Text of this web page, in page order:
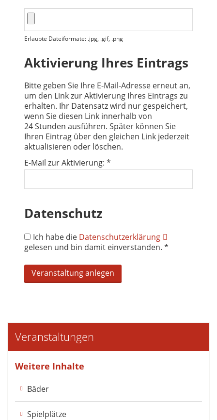
Erlaubte Dateiformate: .jpg, .gif, .png
Aktivierung Ihres Eintrags
Bitte geben Sie Ihre E-Mail-Adresse erneut an,
um den Link zur Aktivierung Ihres Eintrags zu
erhalten. Ihr Datensatz wird nur gespeichert,
wenn Sie diesen Link innerhalb von
24 Stunden ausführen. Später können Sie
Ihren Eintrag über den gleichen Link jederzeit
aktualisieren oder löschen.
E-Mail zur Aktivierung: *
Datenschutz
Ich habe die Datenschutzerklärung
gelesen und bin damit einverstanden. *
Veranstaltungen
Weitere Inhalte
Bäder
Spielplätze